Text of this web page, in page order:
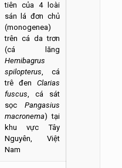
tiên của 4 loài
sán lá đơn chủ
(monogenea)
trên cá da trơn
(cá lăng
Hemibagrus
spilopterus, cá
trê đen Clarias
fuscus, cá sát
sọc Pangasius
macronema) tại
khu vực Tây
Nguyên, Việt
Nam